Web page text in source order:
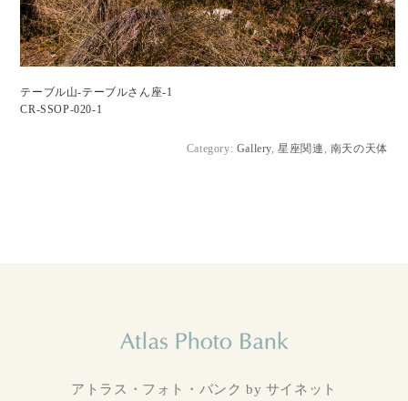
テーブル山-テーブルさん座-1
CR-SSOP-020-1
Category: Gallery,星座関連 , 南天の天体
アトラス・フォト・バンク by サイネット